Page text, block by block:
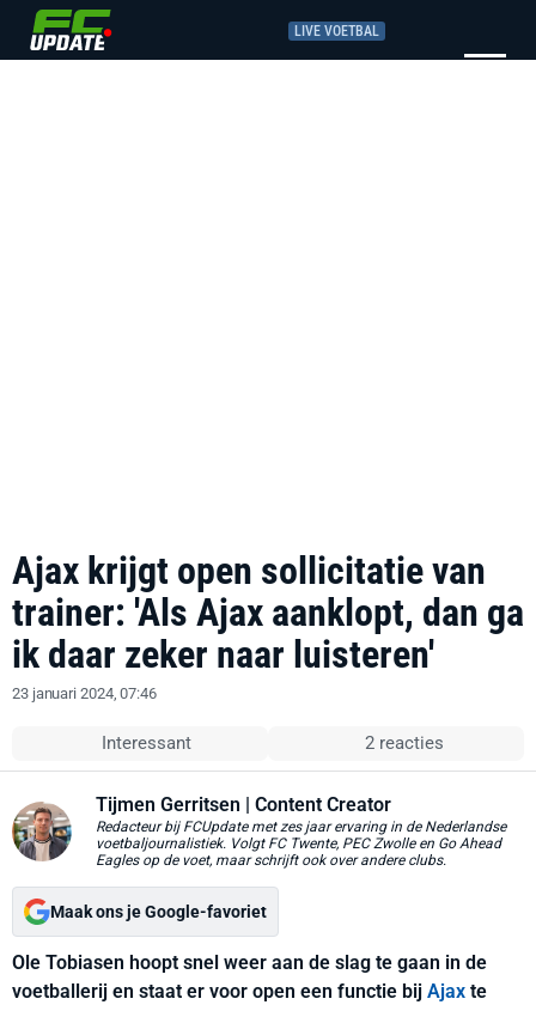
LIVE VOETBAL
Ajax krijgt open sollicitatie van
trainer: 'Als Ajax aanklopt, dan ga
ik daar zeker naar luisteren'
23 januari 2024, 07:46
Interessant 2 reacties
Tijmen Gerritsen | Content Creator
Redacteur bij FCUpdate met zes jaar ervaring in de Nederlandse
voetbaljournalistiek. Volgt FC Twente, PEC Zwolle en Go Ahead
Eagles op de voet, maar schrijft ook over andere clubs.
Maak ons je Google-favoriet
Ole Tobiasen hoopt snel weer aan de slag te gaan in de
voetballerij en staat er voor open een functie bij Ajax te